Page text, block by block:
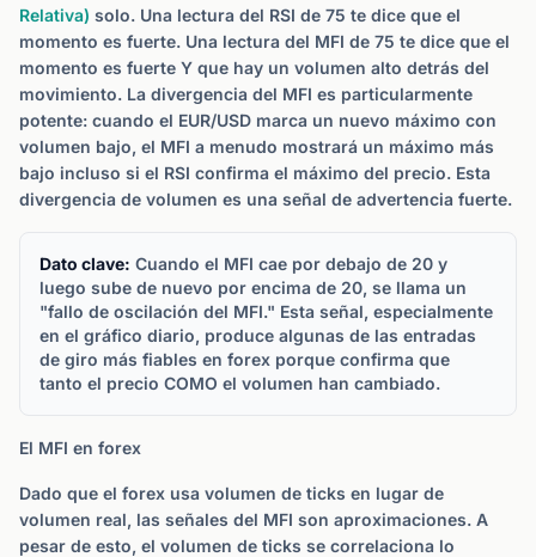
Relativa) solo. Una lectura del RSI de 75 te dice que el
momento es fuerte. Una lectura del MFI de 75 te dice que el
momento es fuerte Y que hay un volumen alto detrás del
movimiento. La divergencia del MFI es particularmente
potente: cuando el EUR/USD marca un nuevo máximo con
volumen bajo, el MFI a menudo mostrará un máximo más
bajo incluso si el RSI confirma el máximo del precio. Esta
divergencia de volumen es una señal de advertencia fuerte.
Dato clave: Cuando el MFI cae por debajo de 20 y
luego sube de nuevo por encima de 20, se llama un
"fallo de oscilación del MFI." Esta señal, especialmente
en el gráfico diario, produce algunas de las entradas
de giro más fiables en forex porque confirma que
tanto el precio COMO el volumen han cambiado.
El MFI en forex
Dado que el forex usa volumen de ticks en lugar de
volumen real, las señales del MFI son aproximaciones. A
pesar de esto, el volumen de ticks se correlaciona lo